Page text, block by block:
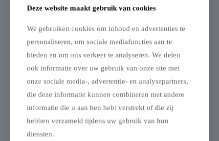
Deze duurzame eucalyptus
samengesteld voor de
5×6.5m – 6,5×6,5m. De
palen zijn zorgvuldig
geselecteerd op diameter en
lengte voor een stabiele en
esthetische opstelling,
ideaal voor een open en
Inhoud palenset
✔ 4 houten palen van 240
Dankzij het elastische doek
(apart verkrijgbaar in
aluminium of duurzaam
van een
uiterst flexibele opstelling
Bij mooi weer open je alle
zijden, bij wind sluit je er
enkele af en bij regen kan
je de tent bijna volledig
sluiten.
Deze website maakt gebruik van cookies
We gebruiken cookies om inhoud en advertenties te
personaliseren, om sociale mediafuncties aan te
bieden en om ons verkeer te analyseren. We delen
ook informatie over uw gebruik van onze site met
onze sociale media-, advertentie- en analysepartners,
die deze informatie kunnen combineren met andere
informatie die u aan hen hebt verstrekt of die zij
hebben verzameld tijdens uw gebruik van hun
diensten.